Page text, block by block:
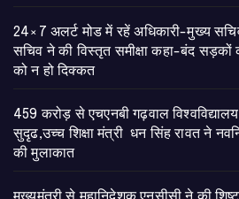
24×7 अलर्ट मोड में रहें अधिकारी-मुख्य
सचिव ने की विस्तृत समीक्षा कहा-बंद सड़कों
को न हो दिक्कत
459 करोड़ से एचएनबी गढ़वाल
सुदृढ,उच्च शिक्षा मंत्री धन सिंह रावत ने
की मुलाकात